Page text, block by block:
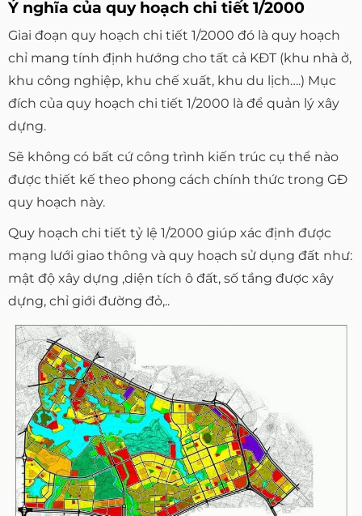
Ý nghĩa của quy hoạch chi tiết 1/2000
Giai đoạn quy hoạch chi tiết 1/2000 đó là quy hoạch
chỉ mang tính định hướng cho tất cả KĐT (khu nhà ở,
khu công nghiệp, khu chế xuất, khu du lịch….) Mục
đích của quy hoạch chi tiết 1/2000 là để quản lý xây
dựng.
Sẽ không có bất cứ công trình kiến trúc cụ thể nào
được thiết kế theo phong cách chính thức trong GĐ
quy hoạch này.
Quy hoạch chi tiết tỷ lệ 1/2000 giúp xác định được
mạng lưới giao thông và quy hoạch sử dụng đất như:
mật độ xây dựng ,diện tích ô đất, số tầng được xây
dựng, chỉ giới đường đỏ,..